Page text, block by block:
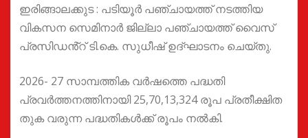
ഇരിങ്ങാലക്കുട : പടിയൂർ പഞ്ചായത്ത് നടത്തിയ
വികസന സെമിനാർ ജില്ലാ പഞ്ചായത്ത് വൈസ്
പ്രസിഡൻ്റ് ടി.കെ. സുധീഷ് ഉദ്ഘാടനം ചെയ്തു.
2026- 27 സാമ്പത്തിക വർഷത്തെ പദ്ധതി
പ്രവർത്തനത്തിനായി 25,70,13,324 രൂപ പ്രതീക്ഷിത
തുക വരുന്ന പദ്ധതികൾക്ക് രൂപം നൽകി.